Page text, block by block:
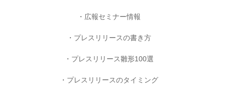
広報セミナー情報
プレスリリースの書き方
プレスリリース雛形100選
プレスリリースのタイミング